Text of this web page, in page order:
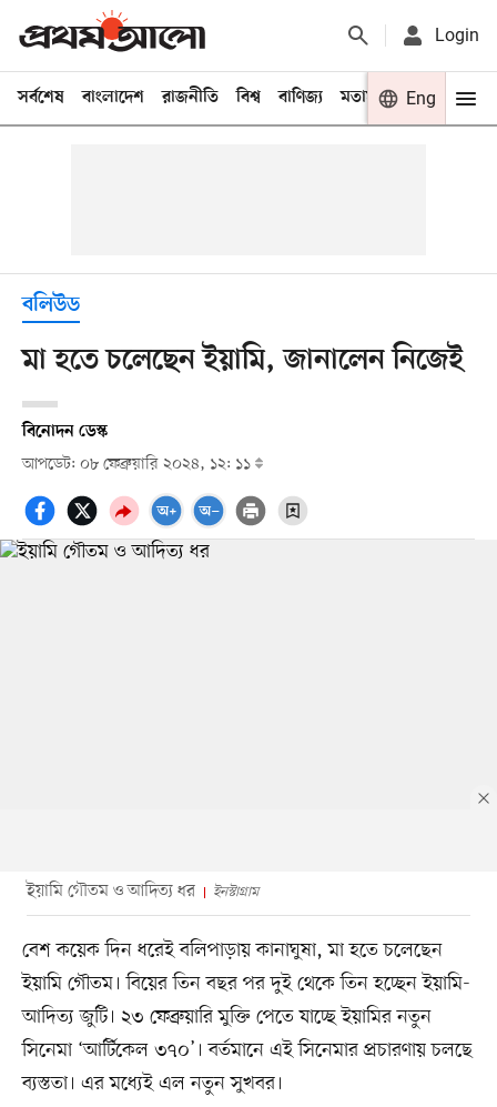
Login
সর্বশেষ বাংলাদেশ রাজনীতি বিশ্ব বাণিজ্য মতামত খেলা
Eng
বলিউড
মা হতে চলেছেন ইয়ামি, জানালেন নিজেই
বিনোদন ডেস্ক
আপডেট: ০৮ ফেব্রুয়ারি ২০২৪, ১২: ১১
ইয়ামি গৌতম ও আদিত্য ধর ইনস্টাগ্রাম
বেশ কয়েক দিন ধরেই বলিপাড়ায় কানাঘুষা, মা হতে চলেছেন
ইয়ামি গৌতম। বিয়ের তিন বছর পর দুই থেকে তিন হচ্ছেন ইয়ামি-
আদিত্য জুটি। ২৩ ফেব্রুয়ারি মুক্তি পেতে যাচ্ছে ইয়ামির নতুন
সিনেমা ‘আর্টিকেল ৩৭০’। বর্তমানে এই সিনেমার প্রচারণায় চলছে
ব্যস্ততা। এর মধ্যেই এল নতুন সুখবর।